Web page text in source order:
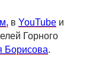
в YouTube и
Горного
Борисова.